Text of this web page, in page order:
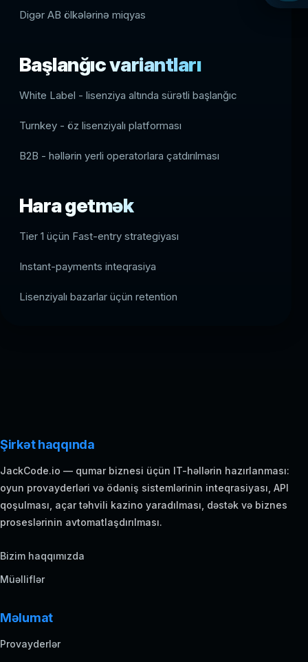
Digər AB ölkələrinə miqyas
Başlanğıc variantları
White Label - lisenziya altında sürətli başlanğıc
Turnkey - öz lisenziyalı platforması
B2B - həllərin yerli operatorlara çatdırılması
Hara getmək
Tier 1 üçün Fast-entry strategiyası
Instant-payments inteqrasiya
Lisenziyalı bazarlar üçün retention
Şirkət haqqında
JackCode.io — qumar biznesi üçün IT-həllərin hazırlanması:
oyun provayderləri və ödəniş sistemlərinin inteqrasiyası, API
qoşulması, açar təhvili kazino yaradılması, dəstək və biznes
proseslərinin avtomatlaşdırılması.
Bizim haqqımızda
Müəlliflər
Məlumat
Provayderlər